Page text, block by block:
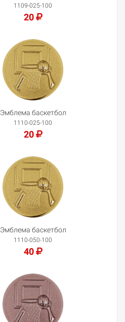
1109-025-100
20
Добавить в корзину
Эмблема баскетбол
1110-025-100
20
Добавить в корзину
Эмблема баскетбол
1110-050-100
40
Добавить в корзину